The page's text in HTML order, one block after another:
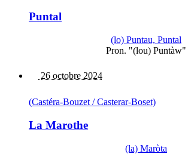
Puntal
(lo) Puntau, Puntal
Pron. "(lou) Puntàw"
26 octobre 2024
(Castéra-Bouzet / Casterar-Boset)
La Marothe
(la) Maròta